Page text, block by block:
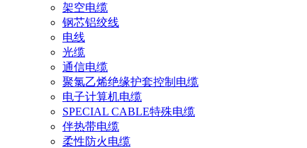
架空电缆
钢芯铝绞线
电线
光缆
通信电缆
聚氯乙烯绝缘护套控制电缆
电子计算机电缆
SPECIAL CABLE特殊电缆
伴热带电缆
柔性防火电缆